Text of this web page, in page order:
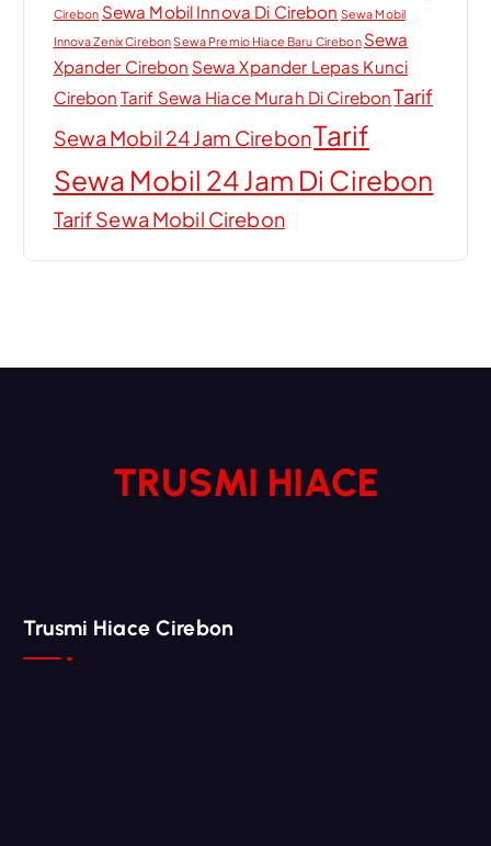
Cirebon Sewa Mobil Innova Di Cirebon Sewa Mobil
Innova Zenix CirebonSewa Premio Hiace Baru Cirebon Sewa
Xpander Cirebon Sewa Xpander Lepas Kunci
Cirebon Tarif Sewa Hiace Murah Di CirebonTarif
Sewa Mobil 24 Jam CirebonTarif
Sewa Mobil 24 Jam Di Cirebon
Tarif Sewa Mobil Cirebon
TRUSMI HIACE
Trusmi Hiace Cirebon